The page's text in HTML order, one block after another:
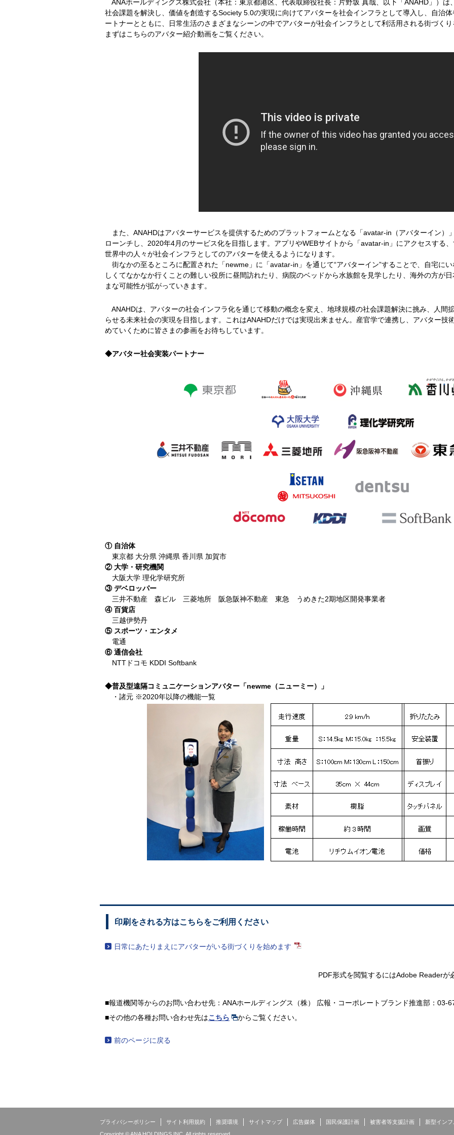
ANAホールディングス株式会社（本社：東京都港区、代表取締役社長：片野坂 真哉、以下「ANAHD」）は
社会課題を解決し、価値を創造するSociety 5.0の実現に向けてアバターを社会インフラとして導入し、自治
ートナーとともに、日常生活のさまざまなシーンの中でアバターが社会インフラとして利活用される街づく
まずはこちらのアバター紹介動画をご覧ください。
また、ANAHDはアバターサービスを提供するためのプラットフォームとなる「avatar-in（アバターイン）
ローンチし、2020年4月のサービス化を目指します。アプリやWEBサイトから「avatar-in」にアクセスする
世界中の人々が社会インフラとしてのアバターを使えるようになります。
街なかの至るところに配置された「newme」に「avatar-in」を通じて“アバターイン”することで、自宅に
しくてなかなか行くことの難しい役所に昼間訪れたり、病院のベッドから水族館を見学したり、海外の方が
まな可能性が拡がっていきます。
ANAHDは、アバターの社会インフラ化を通じて移動の概念を変え、地球規模の社会課題解決に挑み、人間
らせる未来社会の実現を目指します。これはANAHDだけでは実現出来ません。産官学で連携し、アバター技
めていくために皆さまの参画をお待ちしています。
◆アバター社会実装パートナー
① 自治体
東京都 大分県 沖縄県 香川県 加賀市
② 大学・研究機関
大阪大学 理化学研究所
③ デベロッパー
三井不動産 森ビル 三菱地所 阪急阪神不動産 東急 うめきた2期地区開発事業者
④ 百貨店
三越伊勢丹
⑤ スポーツ・エンタメ
電通
⑥ 通信会社
NTTドコモ KDDI Softbank
◆普及型遠隔コミュニケーションアバター「newme（ニューミー）」
・諸元 ※2020年以降の機能一覧
印刷をされる方はこちらをご利用ください
日常にあたりまえにアバターがいる街づくりを始めます
PDF形式を閲覧するにはAdobe Readerが
■報道機関等からのお問い合わせ先： ANAホールディングス（株） 広報・コーポレートブランド推進部： 03-
■その他の各種お問い合わせ先はこちら からご覧ください。
前のページに戻る
プライバシーポリシー サイト利用規約 推奨環境 サイトマップ 広告媒体 国民保護計画 被害者等支援計画
新型イン